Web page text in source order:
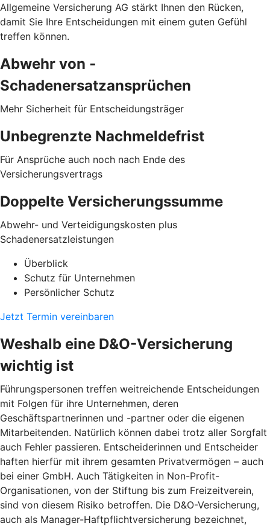
Allgemeine Versicherung AG stärkt Ihnen den Rücken,
damit Sie Ihre Entscheidungen mit einem guten Gefühl
treffen können.
Abwehr von ­
Schadenersatzansprüchen
Mehr Sicherheit für Entscheidungsträger
Unbegrenzte Nachmeldefrist
Für Ansprüche auch noch nach Ende des
Versicherungsvertrags
Doppelte Versicherungssumme
Abwehr- und Verteidigungskosten plus
Schadenersatzleistungen
Überblick
Schutz für Unternehmen
Persönlicher Schutz
Jetzt Termin vereinbaren
Weshalb eine D&O-Versicherung
wichtig ist
Führungspersonen treffen weitreichende Entscheidungen
mit Folgen für ihre Unternehmen, deren
Geschäftspartnerinnen und -partner oder die eigenen
Mitarbeitenden. Natürlich können dabei trotz aller Sorgfalt
auch Fehler passieren. Entscheiderinnen und Entscheider
haften hierfür mit ihrem gesamten Privatvermögen – auch
bei einer GmbH. Auch Tätigkeiten in Non-Profit-
Organisationen, von der Stiftung bis zum Freizeitverein,
sind von diesem Risiko betroffen. Die D&O-Versicherung,
auch als Manager-Haftpflichtversicherung bezeichnet,